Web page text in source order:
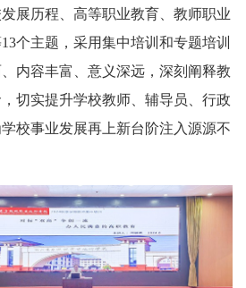
展历程、高等职业教育、教师职业
个主题，采用集中培训和专题培训
内容丰富、意义深远，深刻阐释教
切实提升学校教师、辅导员、行政
校事业发展再上新台阶注入源源不